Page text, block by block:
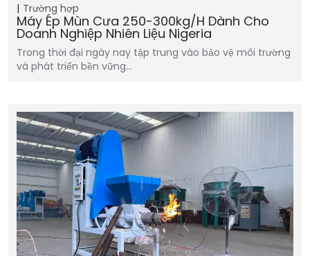
Trường hợp
Máy Ép Mùn Cưa 250-300kg/h Dành Cho
Doanh Nghiệp Nhiên Liệu Nigeria
Trong thời đại ngày nay tập trung vào bảo vệ môi trường
và phát triển bền vững…